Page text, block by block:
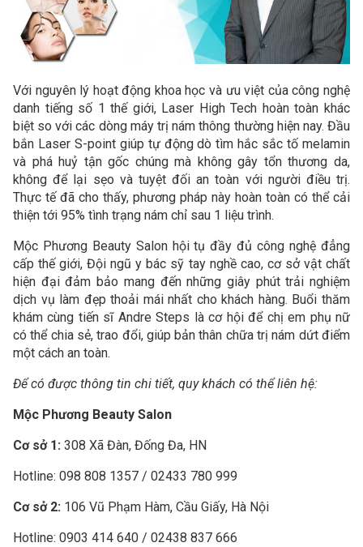
Với nguyên lý hoạt động khoa học và ưu việt của công nghệ
danh tiếng số 1 thế giới, Laser High Tech hoàn toàn khác
biệt so với các dòng máy trị nám thông thường hiện nay. Đầu
bắn Laser S-point giúp tự động dò tìm hắc sắc tố melamin
và phá huỷ tận gốc chúng mà không gây tổn thương da,
không để lại sẹo và tuyệt đối an toàn với người điều trị.
Thực tế đã cho thấy, phương pháp này hoàn toàn có thể cải
thiện tới 95% tình trạng nám chỉ sau 1 liệu trình.
Mộc Phương Beauty Salon hội tụ đầy đủ công nghệ đẳng
cấp thế giới, Đội ngũ y bác sỹ tay nghề cao, cơ sở vật chất
hiện đại đảm bảo mang đến những giây phút trải nghiệm
dịch vụ làm đẹp thoải mái nhất cho khách hàng. Buổi thăm
khám cùng tiến sĩ Andre Steps là cơ hội để chị em phụ nữ
có thể chia sẻ, trao đổi, giúp bản thân chữa trị nám dứt điểm
một cách an toàn.
Để có được thông tin chi tiết, quy khách có thể liên hệ:
Mộc Phương Beauty Salon
Cơ sở 1: 308 Xã Đàn, Đống Đa, HN
Hotline: 098 808 1357 / 02433 780 999
Cơ sở 2: 106 Vũ Phạm Hàm, Cầu Giấy, Hà Nội
Hotline: 0903 414 640 / 02438 837 666